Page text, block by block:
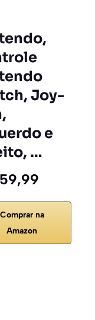
Joy-
e
…
Comprar na
Amazon